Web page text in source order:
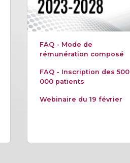
FAQ - Mode de
rémunération composé
FAQ - Inscription des 500
000 patients
Webinaire du 19 février